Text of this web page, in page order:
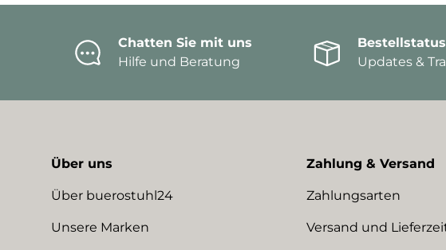
Chatten Sie mit uns
Hilfe und Beratung
Updates &
Über uns
Über buerostuhl24
Unsere Marken
Zahlung & Versand
Zahlungsarten
Versand und